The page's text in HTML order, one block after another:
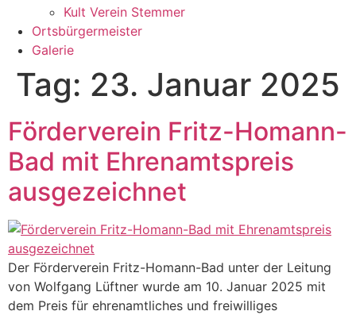
Kult Verein Stemmer
Ortsbürgermeister
Galerie
Tag: 23. Januar 2025
Förderverein Fritz-Homann-
Bad mit Ehrenamtspreis
ausgezeichnet
Der Förderverein Fritz-Homann-Bad unter der Leitung
von Wolfgang Lüftner wurde am 10. Januar 2025 mit
dem Preis für ehrenamtliches und freiwilliges